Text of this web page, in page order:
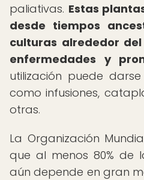
paliativas. Estas
desde tiempos
culturas alrededor
enfermedades y
utilización puede
como infusiones,
otras.
La Organización
que al menos 80% de
aún depende en gran